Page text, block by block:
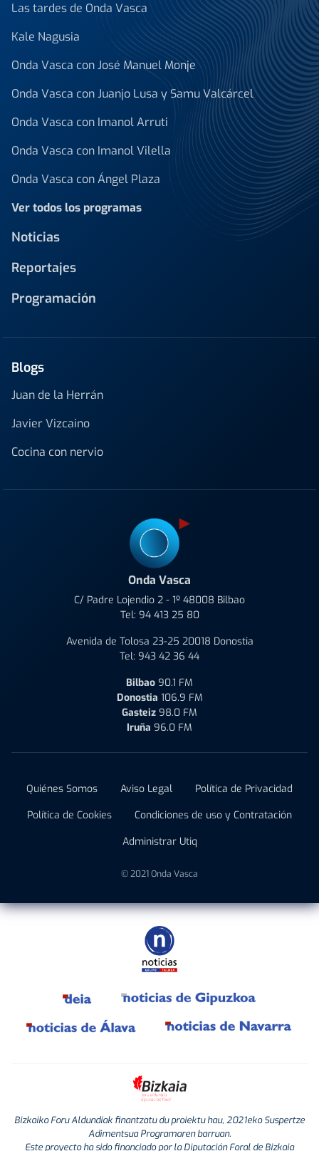
Las tardes de Onda Vasca
Kale Nagusia
Onda Vasca con José Manuel Monje
Onda Vasca con Juanjo Lusa y Samu Valcárcel
Onda Vasca con Imanol Arruti
Onda Vasca con Imanol Vilella
Onda Vasca con Ángel Plaza
Ver todos los programas
Noticias
Reportajes
Programación
Blogs
Juan de la Herrán
Javier Vizcaino
Cocina con nervio
Onda Vasca
C/ Padre Lojendio 2 - 1º 48008 Bilbao
Tel: 94 413 25 80
Avenida de Tolosa 23-25 20018 Donostia
Tel: 943 42 36 44
Bilbao 90.1 FM
Donostia 106.9 FM
Gasteiz 98.0 FM
Iruña 96.0 FM
Quiénes Somos Aviso Legal
Política de Privacidad
Política de Cookies
Condiciones de uso y Contratación
Administrar Utiq
© 2021 Onda Vasca
Bizkaiko Foru Aldundiak finantzatu du proiektu hau, 2021eko Suspertze
Adimentsua Programaren barruan.
Este proyecto ha sido financiado por la Diputación Foral de Bizkaia